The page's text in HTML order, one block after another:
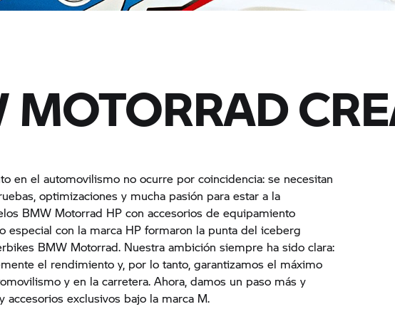
en el automovilismo no ocurre por coincidencia: se necesitan
optimizaciones y mucha pasión para estar a la
BMW Motorrad HP con accesorios de equipamiento
especial con la marca HP formaron la punta del iceberg
BMW Motorrad. Nuestra ambición siempre ha sido clara:
el rendimiento y, por lo tanto, garantizamos el máximo
y en la carretera. Ahora, damos un paso más y
accesorios exclusivos bajo la marca M.